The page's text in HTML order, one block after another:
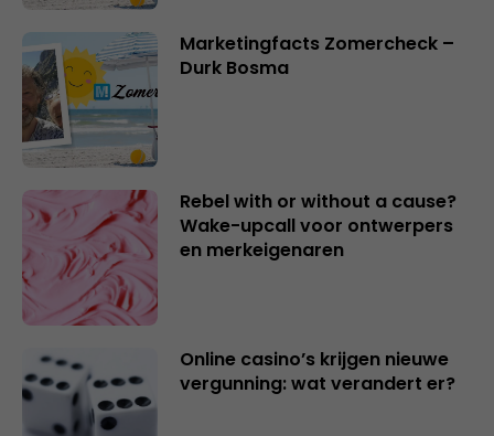
Marketingfacts Zomercheck –
Durk Bosma
Rebel with or without a cause?
Wake-upcall voor ontwerpers
en merkeigenaren
Online casino’s krijgen nieuwe
vergunning: wat verandert er?